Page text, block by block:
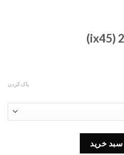
پاک کردن
سبد خرید